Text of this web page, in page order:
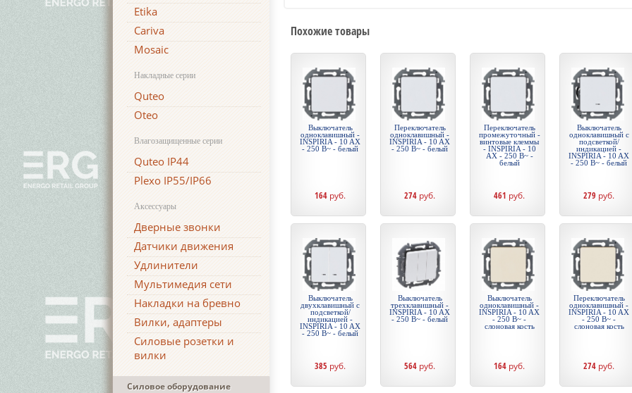
Etika
Cariva
Mosaic
Накладные серии
Quteo
Oteo
Влагозащищенные серии
Quteo IP44
Plexo IP55/IP66
Аксессуары
Дверные звонки
Датчики движения
Удлинители
Мультимедия сети
Накладки на бревно
Вилки, адаптеры
Силовые розетки и
вилки
Силовое оборудование
Похожие товары
Выключатель
одноклавишный -
INSPIRIA - 10 AX
- 250 В~ - белый
164 руб.
Переключатель
одноклавишный -
INSPIRIA - 10 AX
- 250 В~ - белый
274 руб.
Переключатель
промежуточный -
винтовые клеммы
- INSPIRIA - 10
AX - 250 В~ -
белый
461 руб.
Выключатель
одноклавишный с
подсветкой/
индикацией -
INSPIRIA - 10 AX
- 250 В~ - белый
279 руб.
Выключатель
двухклавишный с
подсветкой/
индикацией -
INSPIRIA - 10 AX
- 250 В~ - белый
385 руб.
Выключатель
трехклавишный -
INSPIRIA - 10 AX
- 250 В~ - белый
564 руб.
Выключатель
одноклавишный -
INSPIRIA - 10 AX
- 250 В~ -
слоновая кость
164 руб.
Переключатель
одноклавишный -
INSPIRIA - 10 AX
- 250 В~ -
слоновая кость
274 руб.